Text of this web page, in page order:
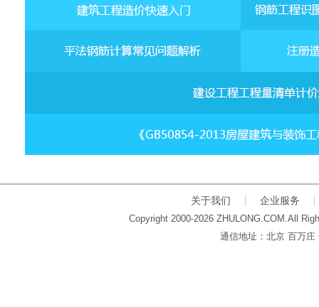
关于我们 企业服务
Copyright 2000-2026 ZHULONG.COM.All
通信地址：北京 百万